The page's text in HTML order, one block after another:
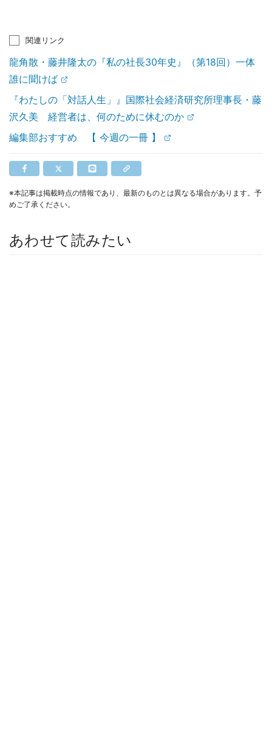
関連リンク
龍角散・藤井隆太の『私の社長30年史』（第18回）一体
誰に聞けば
『わたしの「対話人生」』国際社会経済研究所理事長・藤
沢久美 経営者は、何のために休むのか
編集部おすすめ 【 今週の一冊 】
※本記事は掲載時点の情報であり、最新のものとは異なる場合があります。予
めご了承ください。
あわせて読みたい